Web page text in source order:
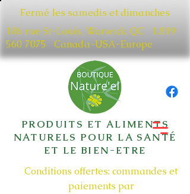
Fermé les samedis et dimanches
186 rue St-Louis, Warwick, QC​ 1.819
560 7075
Canada-USA-Europe
PRODUITS ET ALIMENTS
NATURELS POUR LA SANTÉ
ET LE BIEN-ETRE
Conditions offertes: commandes et
paiements par